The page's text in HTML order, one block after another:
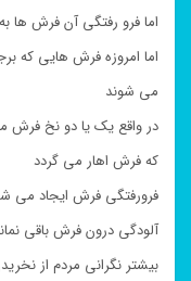
اما فرو رفتگی آن فرش ها
اما امروزه فرش هایی که
می شوند
در واقع یک یا دو نخ فرش
که فرش اهار می گردد
فرورفتگی فرش ایجاد
آلودگی درون فرش باقی
بیشتر نگرانی مردم از